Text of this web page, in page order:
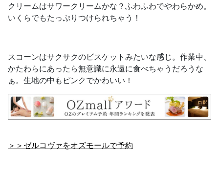
クリームはサワークリームかな？ふわふわでやわらかめ。
いくらでもたっぷりつけられちゃう！
スコーンはサクサクのビスケットみたいな感じ。作業中、
かたわらにあったら無意識に永遠に食べちゃうだろうな
ぁ。生地の中もピンクでかわいい！
＞＞ゼルコヴァをオズモールで予約